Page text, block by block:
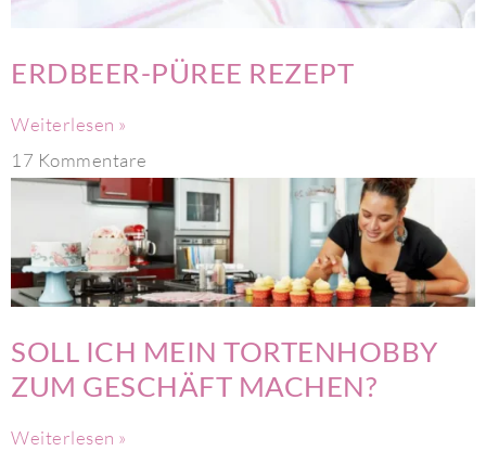
ERDBEER-PÜREE REZEPT
Weiterlesen »
17 Kommentare
SOLL ICH MEIN TORTENHOBBY
ZUM GESCHÄFT MACHEN?
Weiterlesen »